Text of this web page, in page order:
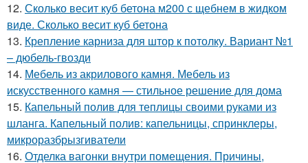
12. Сколько весит куб бетона м200 с щебнем в жидком
виде. Сколько весит куб бетона
13. Крепление карниза для штор к потолку. Вариант №1
– дюбель-гвозди
14. Мебель из акрилового камня. Мебель из
искусственного камня — стильное решение для дома
15. Капельный полив для теплицы своими руками из
шланга. Капельный полив: капельницы, спринклеры,
микроразбрызгиватели
16. Отделка вагонки внутри помещения. Причины,